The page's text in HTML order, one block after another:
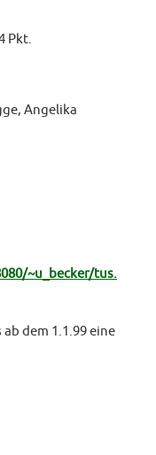
Pkt.
Angelika
~u_becker/tus.
dem 1.1.99 eine